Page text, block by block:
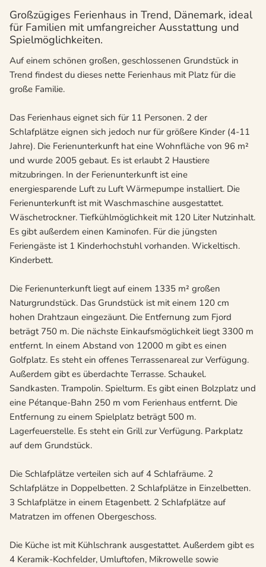
Großzügiges Ferienhaus in Trend, Dänemark, ideal
für Familien mit umfangreicher Ausstattung und
Spielmöglichkeiten.
Auf einem schönen großen, geschlossenen Grundstück in
Trend findest du dieses nette Ferienhaus mit Platz für die
große Familie.
Das Ferienhaus eignet sich für 11 Personen. 2 der
Schlafplätze eignen sich jedoch nur für größere Kinder (4-11
Jahre). Die Ferienunterkunft hat eine Wohnfläche von 96 m²
und wurde 2005 gebaut. Es ist erlaubt 2 Haustiere
mitzubringen. In der Ferienunterkunft ist eine
energiesparende Luft zu Luft Wärmepumpe installiert. Die
Ferienunterkunft ist mit Waschmaschine ausgestattet.
Wäschetrockner. Tiefkühlmöglichkeit mit 120 Liter Nutzinhalt.
Es gibt außerdem einen Kaminofen. Für die jüngsten
Feriengäste ist 1 Kinderhochstuhl vorhanden. Wickeltisch.
Kinderbett.
Die Ferienunterkunft liegt auf einem 1335 m² großen
Naturgrundstück. Das Grundstück ist mit einem 120 cm
hohen Drahtzaun eingezäunt. Die Entfernung zum Fjord
beträgt 750 m. Die nächste Einkaufsmöglichkeit liegt 3300 m
entfernt. In einem Abstand von 12000 m gibt es einen
Golfplatz. Es steht ein offenes Terrassenareal zur Verfügung.
Außerdem gibt es überdachte Terrasse. Schaukel.
Sandkasten. Trampolin. Spielturm. Es gibt einen Bolzplatz und
eine Pétanque-Bahn 250 m vom Ferienhaus entfernt. Die
Entfernung zu einem Spielplatz beträgt 500 m.
Lagerfeuerstelle. Es steht ein Grill zur Verfügung. Parkplatz
auf dem Grundstück.
Die Schlafplätze verteilen sich auf 4 Schlafräume. 2
Schlafplätze in Doppelbetten. 2 Schlafplätze in Einzelbetten.
3 Schlafplätze in einem Etagenbett. 2 Schlafplätze auf
Matratzen im offenen Obergeschoss.
Die Küche ist mit Kühlschrank ausgestattet. Außerdem gibt es
4 Keramik-Kochfelder, Umluftofen, Mikrowelle sowie